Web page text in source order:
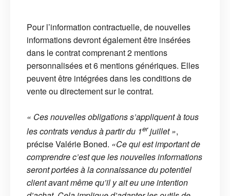
Pour l’information contractuelle, de nouvelles
informations devront également être insérées
dans le contrat comprenant 2 mentions
personnalisées et 6 mentions génériques. Elles
peuvent être intégrées dans les conditions de
vente ou directement sur le contrat.
« Ces nouvelles obligations s’appliquent à tous
les contrats vendus à partir du 1erjuillet »,
précise Valérie Boned. «Ce qui est important de
comprendre c’est que les nouvelles informations
seront portées à la connaissance du potentiel
client avant même qu’il y ait eu une intention